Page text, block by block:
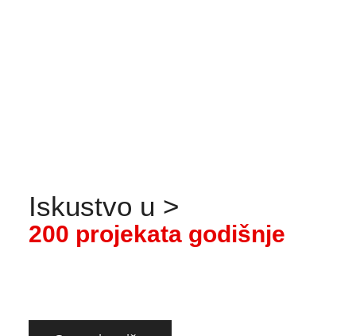
Iskustvo u >
200 projekata godišnje